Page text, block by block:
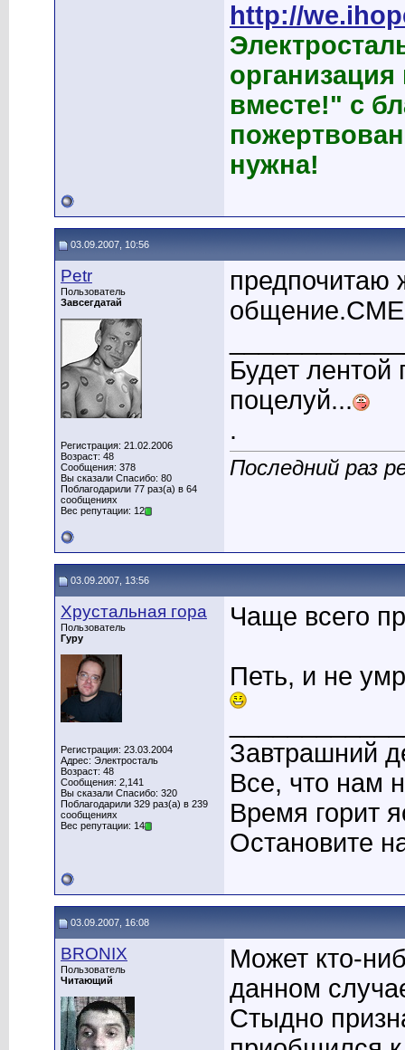
http://
вместе!" с
нужна!
03.09.2007, 10:56
Petr
Пользователь
Завсегдатай
Регистрация: 21.02.2006
Возраст: 48
Сообщения: 378
Вы сказали Спасибо: 80
Поблагодарили 77 раз(а) в 64
сообщениях
Вес репутации: 12
предпочитаю
Будет лентой
поцелуй...
.
Последний раз
03.09.2007, 13:56
Хрустальная гора
Пользователь
Гуру
Регистрация: 23.03.2004
Адрес: Электросталь
Возраст: 48
Сообщения: 2,141
Вы сказали Спасибо: 320
Поблагодарили 329 раз(а) в 239
сообщениях
Вес репутации: 14
Чаще всего
Петь, и не
Завтрашний
Все, что нам
Время горит
Остановите
03.09.2007, 16:08
BRONIX
Пользователь
Читающий
Может кто-
данном
Стыдно